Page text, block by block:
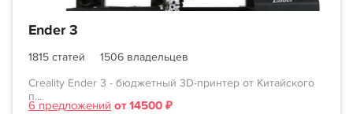
Ender 3
1815 статей
1506 владельцев
Creality Ender 3 - бюджетный 3D-принтер от Китайского
п...
6 предложений от 14500 ₽